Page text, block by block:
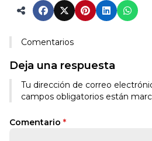
Comentarios
Deja una respuesta
Tu dirección de correo
campos obligatorios están
Comentario *